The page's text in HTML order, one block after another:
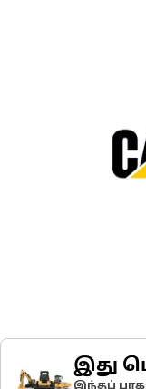
இது
இந்தப்